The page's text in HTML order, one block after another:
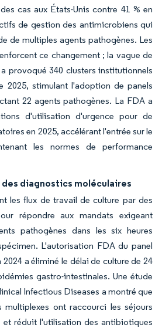
cas aux États-Unis contre 41 % en
de gestion des antimicrobiens qui
de multiples agents pathogènes. Les
ce changement ; la vague de
provoqué 340 clusters institutionnels
2025, stimulant l'adoption de panels
22 agents pathogènes. La FDA a
d'utilisation d'urgence pour de
en 2025, accélérant l'entrée sur le
les normes de performance
diagnostics moléculaires
les flux de travail de culture par des
répondre aux mandats exigeant
pathogènes dans les six heures
L'autorisation FDA du panel
a éliminé le délai de culture de 24
gastro-intestinales. Une étude
Infectious Diseases a montré que
multiplexes ont raccourci les séjours
réduit l'utilisation des antibiotiques